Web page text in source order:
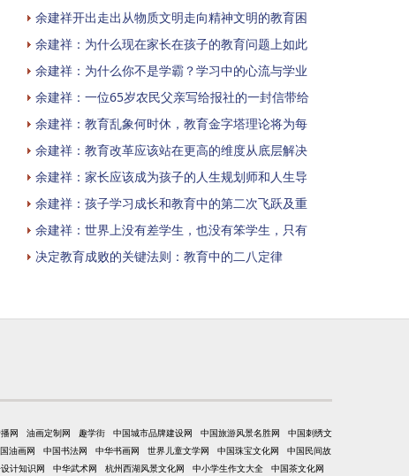
余建祥开出走出从物质文明走向精神文明的教育困
余建祥：为什么现在家长在孩子的教育问题上如此
余建祥：为什么你不是学霸？学习中的心流与学业
余建祥：一位65岁农民父亲写给报社的一封信带给
余建祥：教育乱象何时休，教育金字塔理论将为每
余建祥：教育改革应该站在更高的维度从底层解决
余建祥：家长应该成为孩子的人生规划师和人生导
余建祥：孩子学习成长和教育中的第二次飞跃及重
余建祥：世界上没有差学生，也没有笨学生，只有
决定教育成败的关键法则：教育中的二八定律
网 油画定制网 趣学街 中国城市品牌建设网 中国旅游风景名胜网
中国刺绣文
油画网 中国书法网 中华书画网 世界儿童文学网 中国珠宝文化网
中国民间故
计知识网 中华武术网 杭州西湖风景文化网 中小学生作文大全 中国茶文化网